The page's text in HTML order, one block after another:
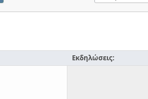
Εκδηλώσεις: